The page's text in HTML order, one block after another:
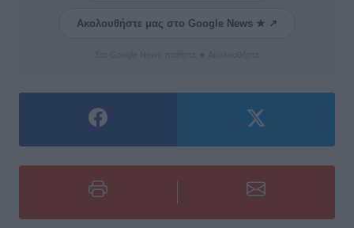
Ακολουθήστε μας στο Google News ★ ↗